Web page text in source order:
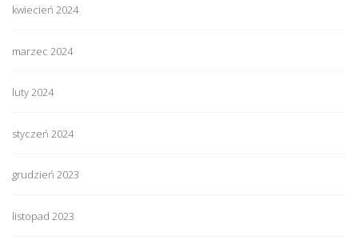
kwiecień 2024
marzec 2024
luty 2024
styczeń 2024
grudzień 2023
listopad 2023